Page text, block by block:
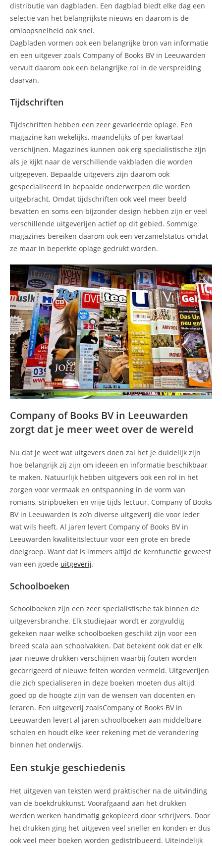
distributie van dagbladen. Een dagblad biedt elke dag een
selectie van het belangrijkste nieuws en daarom is de
omloopsnelheid ook snel.
Dagbladen vormen ook een belangrijke bron van informatie
en een uitgever zoals Company of Books BV in Leeuwarden
vervult daarom ook een belangrijke rol in de verspreiding
daarvan.
Tijdschriften
Tijdschriften hebben een zeer gevarieerde oplage. Een
magazine kan wekelijks, maandelijks of per kwartaal
verschijnen. Magazines kunnen ook erg specialistische zijn
als je kijkt naar de verschillende vakbladen die worden
uitgegeven. Bepaalde uitgevers zijn daarom ook
gespecialiseerd in bepaalde onderwerpen die worden
uitgebracht. Omdat tijdschriften ook veel meer beeld
bevatten en soms een bijzonder design hebben zijn er veel
verschillende uitgeverijen actief op dit gebied. Sommige
magazines bereiken daarom ook een verzamelstatus omdat
ze maar in beperkte oplage gedrukt worden.
Company of Books BV in Leeuwarden
zorgt dat je meer weet over de wereld
Nu dat je weet wat uitgevers doen zal het je duidelijk zijn
hoe belangrijk zij zijn om ideeën en informatie beschikbaar
te maken. Natuurlijk hebben uitgevers ook een rol in het
zorgen voor vermaak en ontspanning in de vorm van
romans, stripboeken en vrije tijds lectuur. Company of Books
BV in Leeuwarden is zo’n diverse uitgeverij die voor ieder
wat wils heeft. Al jaren levert Company of Books BV in
Leeuwarden kwaliteitslectuur voor een grote en brede
doelgroep. Want dat is immers altijd de kernfunctie geweest
van een goede uitgeverij.
Schoolboeken
Schoolboeken zijn een zeer specialistische tak binnen de
uitgeversbranche. Elk studiejaar wordt er zorgvuldig
gekeken naar welke schoolboeken geschikt zijn voor een
breed scala aan schoolvakken. Dat betekent ook dat er elk
jaar nieuwe drukken verschijnen waarbij fouten worden
gecorrigeerd of nieuwe feiten worden vermeld. Uitgeverijen
die zich specialiseren in deze boeken moeten dus altijd
goed op de hoogte zijn van de wensen van docenten en
leraren. Een uitgeverij zoalsCompany of Books BV in
Leeuwarden levert al jaren schoolboeken aan middelbare
scholen en houdt elke keer rekening met de verandering
binnen het onderwijs.
Een stukje geschiedenis
Het uitgeven van teksten werd praktischer na de uitvinding
van de boekdrukkunst. Voorafgaand aan het drukken
werden werken handmatig gekopieerd door schrijvers. Door
het drukken ging het uitgeven veel sneller en konden er dus
ook veel meer boeken worden gedistribueerd. Uiteindelijk